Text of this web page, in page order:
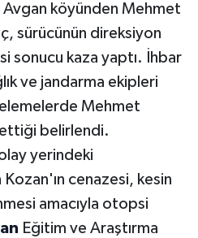
köyünden Mehmet
sürücünün direksiyon
sonucu kaza yaptı. İhbar
ve jandarma ekipleri
Mehmet
belirlendi.
yerindeki
cenazesi, kesin
amacıyla otopsi
Eğitim ve Araştırma